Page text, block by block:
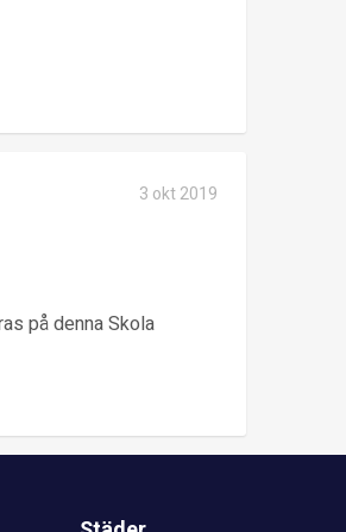
3 okt 2019
på denna Skola